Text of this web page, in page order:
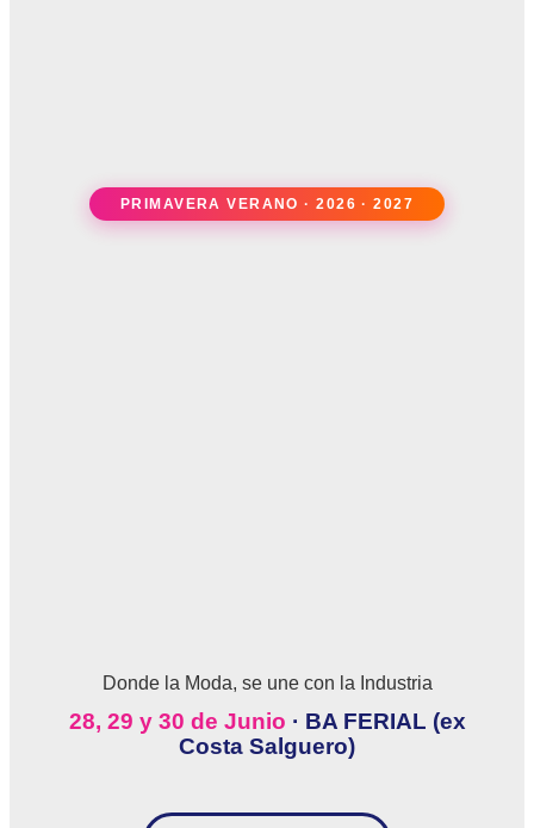
PRIMAVERA VERANO · 2026 · 2027
Donde la Moda, se une con la Industria
28, 29 y 30 de Junio · BA FERIAL (ex
Costa Salguero)